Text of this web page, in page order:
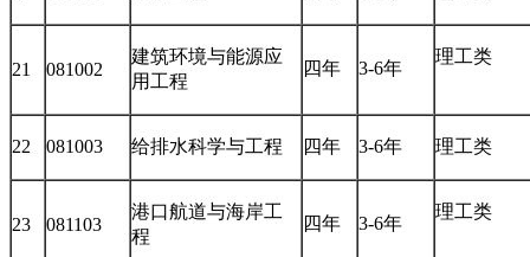
21 081002
建筑环境与能源应
用工程
四年 3-6年
理工类
22 081003 给排水科学与工程 四年 3-6年 理工类
23 081103
港口航道与海岸工
程
四年 3-6年
理工类